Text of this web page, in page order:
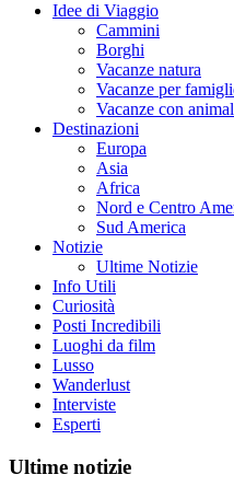
Idee di Viaggio
Cammini
Borghi
Vacanze natura
Vacanze per
Vacanze con
Destinazioni
Europa
Asia
Africa
Nord e Centro
Sud America
Notizie
Ultime Notizie
Info Utili
Curiosità
Posti Incredibili
Luoghi da film
Lusso
Wanderlust
Interviste
Esperti
Ultime notizie